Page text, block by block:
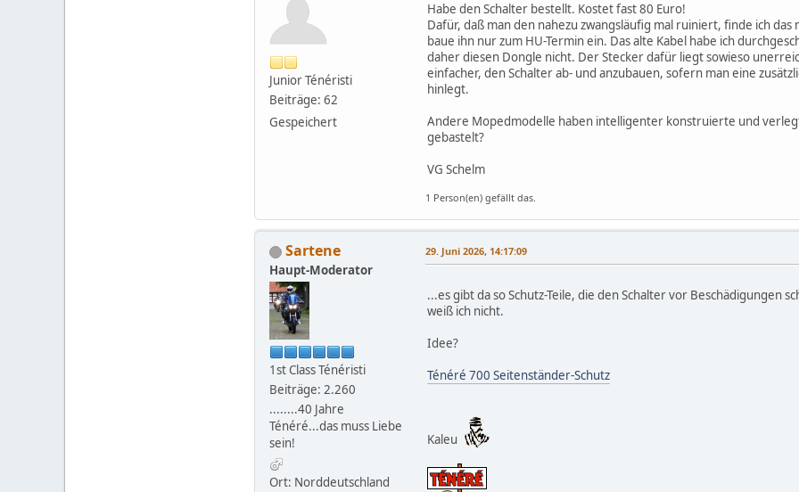
Junior Ténéristi
Beiträge: 62
Gespeichert
Habe den Schalter bestellt. Kostet fast 80 Euro!
Dafür, daß man den nahezu zwangsläufig mal ruiniert, finde ich das
baue ihn nur zum HU-Termin ein. Das alte Kabel habe ich
daher diesen Dongle nicht. Der Stecker dafür liegt sowieso
einfacher, den Schalter ab- und anzubauen, sofern man eine
hinlegt.
Andere Mopedmodelle haben intelligenter konstruierte und
gebastelt?
VG Schelm
1 Person(en) gefällt das.
Sartene
Haupt-Moderator
1st Class Ténéristi
Beiträge: 2.260
........40 Jahre
Ténéré...das muss Liebe
sein!
Ort: Norddeutschland
29. Juni 2026, 14:17:09
...es gibt da so Schutz-Teile, die den Schalter vor Beschädigungen
weiß ich nicht.
Idee?
Ténéré 700 Seitenständer-Schutz
Kaleu